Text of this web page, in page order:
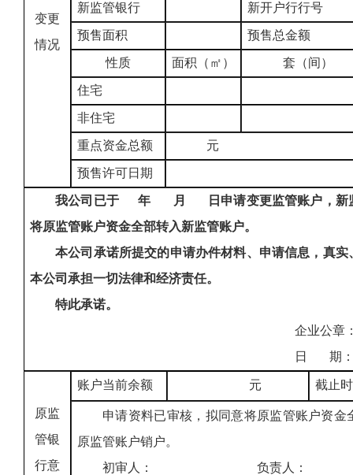
变更
情况
新监管银行 新开户行行号
预售面积 预售总金额
性质 面积（㎡） 套（间）
住宅
非住宅
重点资金总额 元
预售许可日期
我公司已于
年 月 日申请变更监管账户，新监
将原监管账户资金全部转入新监管账户。
本公司承诺所提交的申请办件材料、申请信息，真
本公司承担一切法律和经济责任。
特此承诺。
企业公章
日 期： 年
原监
管银
行意
账户当前余额 元 截止
申请资料已审核，拟同意将原监管账户资
原监管账户销户。
初审人： 负责人：